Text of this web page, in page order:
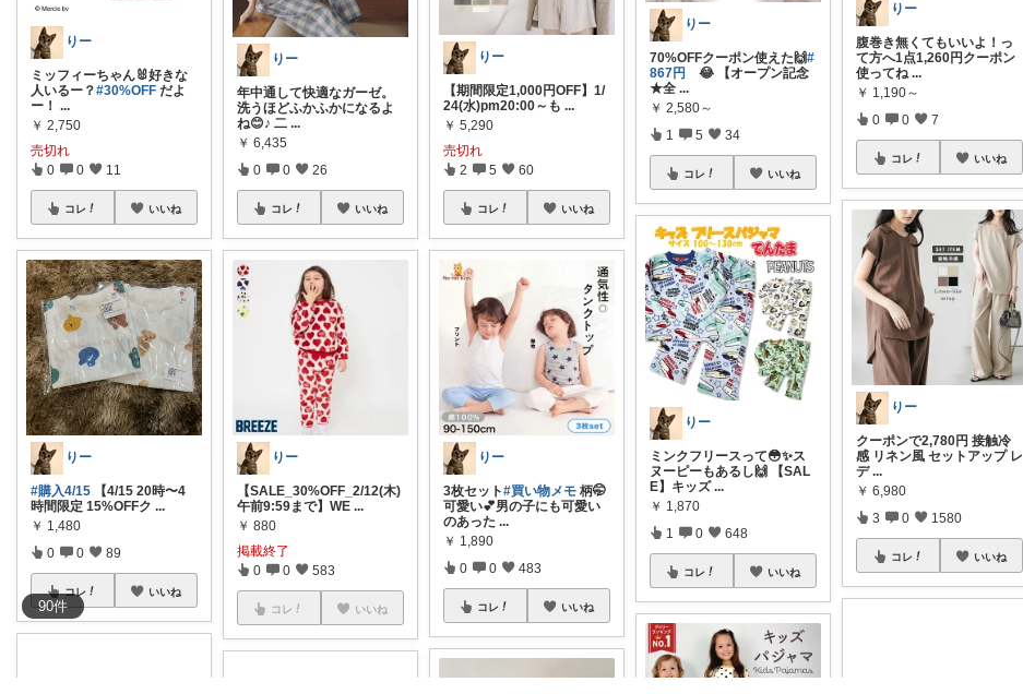
90件
りー
ミッフィーちゃん🐰好きな
人いるー？#30%OFF だよ
ー！ ...
￥ 2,750
売切れ
0 0 11
コレ いいね
りー
#購入4/15 【4/15 20時〜4
時間限定 15%OFFク ...
￥ 1,480
0 0 89
コレ いいね
りー
年中通して快適なガーゼ。
洗うほどふかふかになるよ
ね😊♪ 二 ...
￥ 6,435
0 0 26
コレ いいね
りー
【SALE_30%OFF_2/12(木)
午前9:59まで】WE ...
￥ 880
掲載終了
0 0 583
コレ いいね
りー
【期間限定1,000円OFF】1/
24(水)pm20:00～も ...
￥ 5,290
売切れ
2 5 60
コレ いいね
りー
3枚セット#買い物メモ 柄🤭
可愛い💕男の子にも可愛い
のあった ...
￥ 1,890
0 0 483
コレ いいね
りー
70%OFFクーポン使えた🙌#
867円
😂 【オープン記念
★全 ...
￥ 2,580～
1 5 34
コレ いいね
りー
ミンクフリースって😳✨ス
ヌーピーもあるし🙌 【SAL
E】キッズ ...
￥ 1,870
1 0 648
コレ いいね
りー
腹巻き無くてもいいよ！っ
て方へ1点1,260円クーポン
使ってね ...
￥ 1,190～
0 0 7
コレ いいね
りー
クーポンで2,780円 接触冷
感 リネン風 セットアップ レ
デ ...
￥ 6,980
3 0 1580
コレ いいね